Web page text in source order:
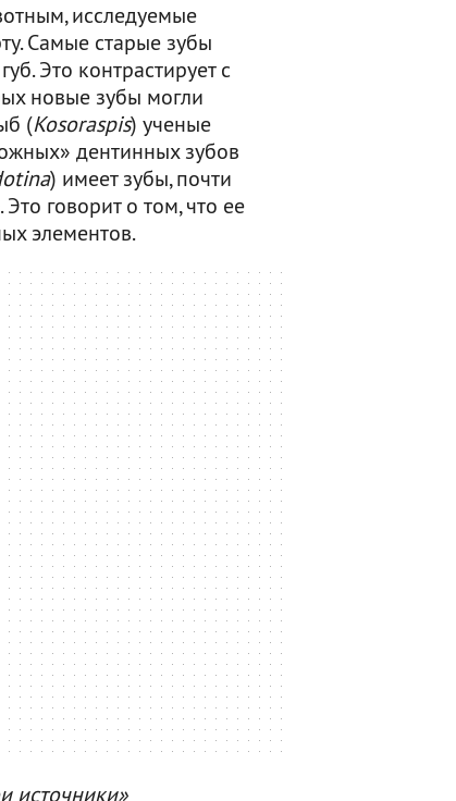
исследуемые
Самые старые зубы
Это контрастирует с
новые зубы могли
(Kosoraspis) ученые
дентинных зубов
) имеет зубы, почти
говорит о том, что ее
элементов.
источники»